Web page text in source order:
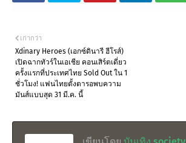
เก่ากว่า
Xdinary Heroes (เอกซ์ดินารี ฮีโรส์)
เปิดฉากทัวร์ในเอเชีย คอนเสิร์ตเดี่ยว
ครั้งแรกที่ประเทศไทย Sold Out ใน 1
ชั่วโมง! แฟนไทยตั้งตารอพบความ
มันส์แบบสุด 31 มี.ค. นี้